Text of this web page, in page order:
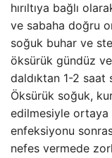
hırıltıya bağlı
ve sabaha doğru
soğuk buhar ve
öksürük gündüz
daldıktan 1-2 saat
Öksürük soğuk,
edilmesiyle ortaya
enfeksiyonu
nefes vermede